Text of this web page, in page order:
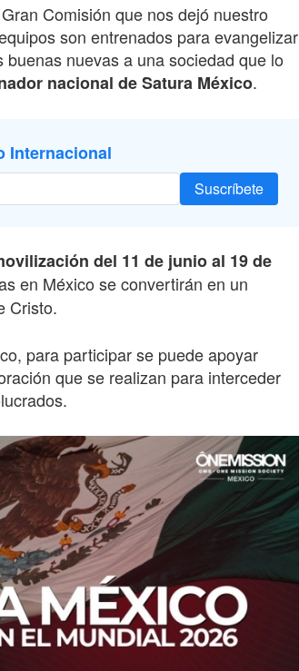
Comisión que nos dejó nuestro
son entrenados para evangelizar
nuevas a una sociedad que lo
nacional de Satura México.
Internacional
Suscríbete
del 11 de junio al 19 de
en México se convertirán en un
Cristo.
para participar se puede apoyar
que se realizan para interceder